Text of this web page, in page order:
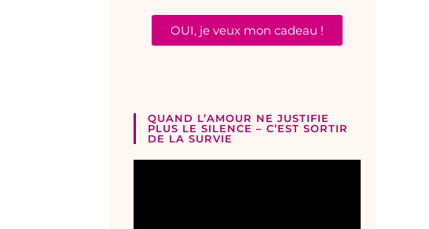
OUI, je veux mon cadeau !
QUAND L’AMOUR NE JUSTIFIE
PLUS LE SILENCE – C’EST SORTIR
DE LA SURVIE